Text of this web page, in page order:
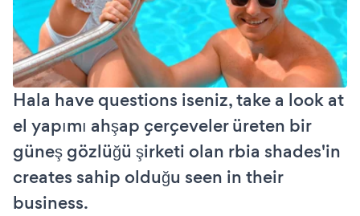
Hala have questions iseniz, take a look at
el yapımı ahşap çerçeveler üreten bir
güneş gözlüğü şirketi olan rbia shades'in
creates sahip olduğu seen in their
business.